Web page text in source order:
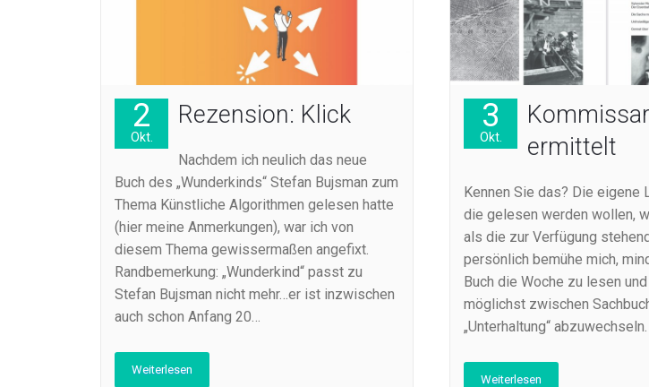
2
Okt.
Rezension: Klick
Nachdem ich neulich das neue
Buch des „Wunderkinds“ Stefan Bujsman zum
Thema Künstliche Algorithmen gelesen hatte
(hier meine Anmerkungen), war ich von
diesem Thema gewissermaßen angefixt.
Randbemerkung: „Wunderkind“ passt zu
Stefan Bujsman nicht mehr…er ist inzwischen
auch schon Anfang 20…
Weiterlesen
3
Okt.
ermittelt
Kennen Sie das? Die eigene
die gelesen werden wollen,
als die zur Verfügung
persönlich bemühe mich,
Buch die Woche zu lesen
möglichst zwischen
„Unterhaltung“ abzuwechseln.
Weiterlesen